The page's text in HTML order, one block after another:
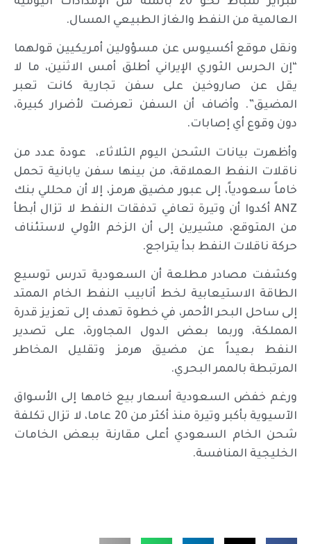
العالمية من النفط والغاز الطبيعي المسال.
ونقل موقع أكسيوس عن مسؤولين أمريكيين قولهما
“إن الحرس الثوري الإيراني أطلق أمس الاثنين، ما لا
يقل عن صاروخين على سفن تجارية كانت تعبر
المضيق”. وأضاف أن السفن تعرضت لأضرار كبيرة،
دون وقوع أي إصابات.
وأظهرت بيانات الشحن اليوم الثلاثاء، عودة عدد من
ناقلات النفط العملاقة، من بينها سفن يابانية تحمل
خاماً سعودياً، إلى عبور مضيق هرمز، إلا أن محللي بنك
ANZ أكدوا أن وتيرة تعافي تدفقات النفط لا تزال أبطأ
من المتوقع، مشيرين إلى أن الزخم الأولي لاستئناف
حركة ناقلات النفط بدأ يتراجع.
وكشفت مصادر مطلعة أن السعودية تدرس توسيع
الطاقة الاستيعابية لخط أنابيب النفط الخام الممتد
إلى ساحل البحر الأحمر، في خطوة تهدف إلى تعزيز قدرة
المملكة، وربما بعض الدول المجاورة، على تصدير
النفط بعيداً عن مضيق هرمز وتقليل المخاطر
المرتبطة بالممر البحري.
ورغم خفض السعودية أسعار بيع خامها إلى الأسواق
الآسيوية بأكبر وتيرة منذ أكثر من 20 عاما، لا تزال تكلفة
شحن الخام السعودي أعلى مقارنة ببعض الخامات
الخليجية المنافسة.